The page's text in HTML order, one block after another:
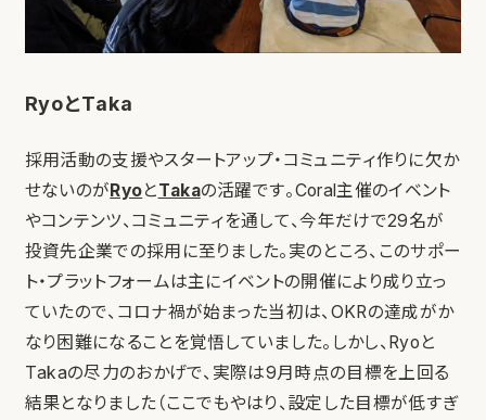
RyoとTaka
採用活動の支援やスタートアップ・コミュニティ作りに欠か
せないのがRyoとTakaの活躍です。Coral主催のイベント
やコンテンツ、コミュニティを通して、今年だけで29名が
投資先企業での採用に至りました。実のところ、このサポー
ト・プラットフォームは主にイベントの開催により成り立っ
ていたので、コロナ禍が始まった当初は、OKRの達成がか
なり困難になることを覚悟していました。しかし、Ryoと
Takaの尽力のおかげで、実際は9月時点の目標を上回る
結果となりました（ここでもやはり、設定した目標が低すぎ